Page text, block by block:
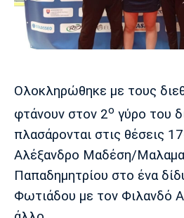
Πολιτισμός
Τραγούδια
Running
Media
Παρασκήνιο
Πρόγραμμα TV
Μπαρτσελόνα
Ρεάλ
Μαδρίτης
Ολοκληρώθηκε με τους
φτάνουν στον 2ο γύρο του
πλασάρονται στις θέσεις
Αλέξανδρο Μαδέση/
Παπαδημητρίου στο ένα
Φωτιάδου με τον Φιλανδό